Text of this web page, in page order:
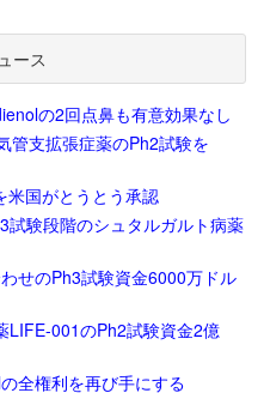
ース
の2回点鼻も有意効果なし
管支拡張症薬のPh2試験を
米国がとうとう承認
験段階のシュタルガルト病薬
せのPh3試験資金6000万ドル
LIFE-001のPh2試験資金2億
全権利を再び手にする